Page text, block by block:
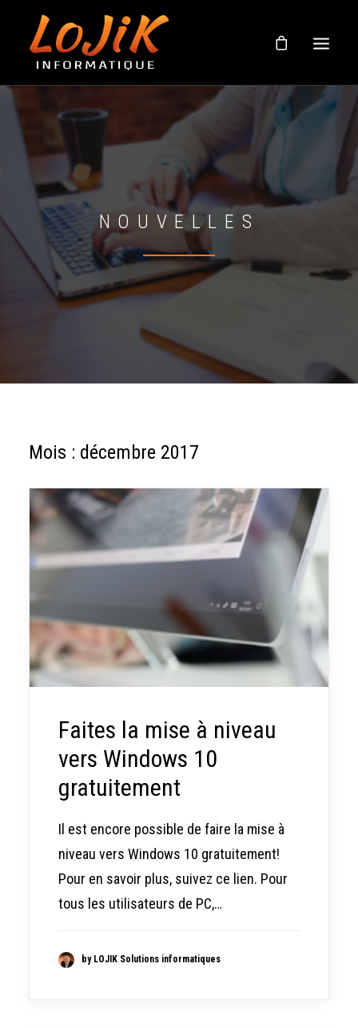
BOUTIQUE
À PROPOS
SOUTIEN EN LIGNE
NOUVELLES
NOUS JOINDRE
NOUVELLES
Mois : décembre 2017
Faites la mise à niveau
vers Windows 10
gratuitement
Il est encore possible de faire la mise à
niveau vers Windows 10 gratuitement!
Pour en savoir plus, suivez ce lien. Pour
tous les utilisateurs de PC,…
by LOJIK Solutions informatiques